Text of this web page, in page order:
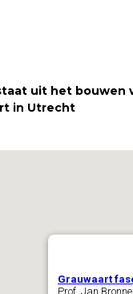
uit het bouwen
in Utrecht